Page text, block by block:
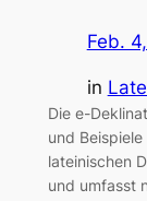
Feb.
in
Die e-
und
lateinischen
und umfasst